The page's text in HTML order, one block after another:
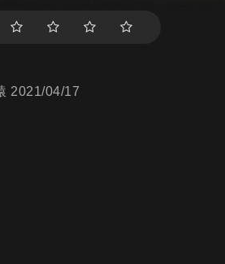
2021/04/17